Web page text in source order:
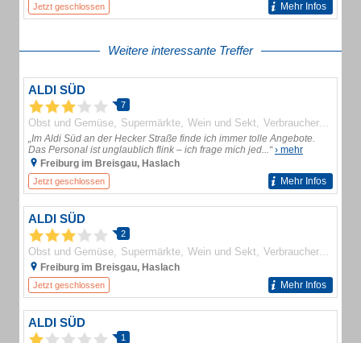
Jetzt geschlossen Mehr Infos
Weitere interessante Treffer
ALDI SÜD
7
Obst und Gemüse Supermärkte Wein und Sekt Verbrauchermärkte
„Im Aldi Süd an der Hecker Straße finde ich immer tolle Angebote.
Das Personal ist unglaublich flink – ich frage mich jed...“› mehr
Freiburg im Breisgau, Haslach
Jetzt geschlossen Mehr Infos
ALDI SÜD
2
Obst und Gemüse Supermärkte Wein und Sekt Verbrauchermärkte
Freiburg im Breisgau, Haslach
Jetzt geschlossen Mehr Infos
ALDI SÜD
1